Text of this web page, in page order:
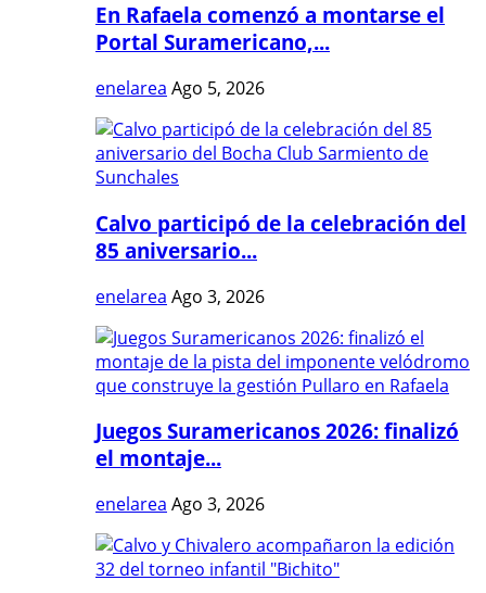
En Rafaela comenzó a montarse el
Portal Suramericano,...
enelarea Ago 5, 2026
Calvo participó de la celebración del
85 aniversario...
enelarea Ago 3, 2026
Juegos Suramericanos 2026: finalizó
el montaje...
enelarea Ago 3, 2026